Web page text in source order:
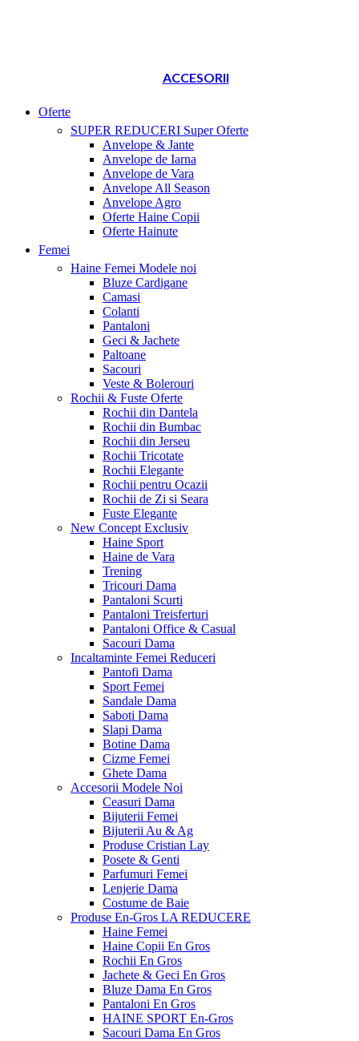
ACCESORII
Oferte
SUPER REDUCERI Super Oferte
Anvelope & Jante
Anvelope de Iarna
Anvelope de Vara
Anvelope All Season
Anvelope Agro
Oferte Haine Copii
Oferte Hainute
Femei
Haine Femei Modele noi
Bluze Cardigane
Camasi
Colanti
Pantaloni
Geci & Jachete
Paltoane
Sacouri
Veste & Bolerouri
Rochii & Fuste Oferte
Rochii din Dantela
Rochii din Bumbac
Rochii din Jerseu
Rochii Tricotate
Rochii Elegante
Rochii pentru Ocazii
Rochii de Zi si Seara
Fuste Elegante
New Concept Exclusiv
Haine Sport
Haine de Vara
Trening
Tricouri Dama
Pantaloni Scurti
Pantaloni Treisferturi
Pantaloni Office & Casual
Sacouri Dama
Incaltaminte Femei Reduceri
Pantofi Dama
Sport Femei
Sandale Dama
Saboti Dama
Slapi Dama
Botine Dama
Cizme Femei
Ghete Dama
Accesorii Modele Noi
Ceasuri Dama
Bijuterii Femei
Bijuterii Au & Ag
Produse Cristian Lay
Posete & Genti
Parfumuri Femei
Lenjerie Dama
Costume de Baie
Produse En-Gros LA REDUCERE
Haine Femei
Haine Copii En Gros
Rochii En Gros
Jachete & Geci En Gros
Bluze Dama En Gros
Pantaloni En Gros
HAINE SPORT En-Gros
Sacouri Dama En Gros